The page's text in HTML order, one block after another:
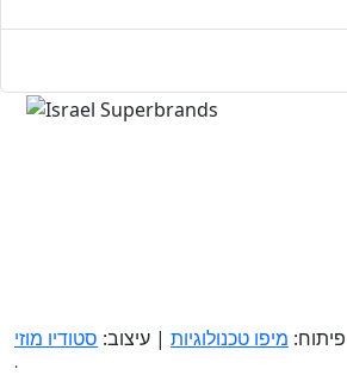
פיתוח: מיפו טכנולוגיות | עיצוב: סטודיו מוזי
.